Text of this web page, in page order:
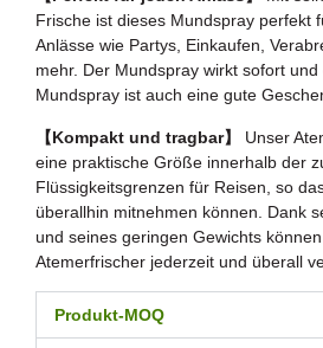
Frische ist dieses Mundspray perfekt
Anlässe wie Partys, Einkaufen,
mehr. Der Mundspray wirkt sofort und
Mundspray ist auch eine gute
【Kompakt und tragbar】
Unser
eine praktische Größe innerhalb der
Flüssigkeitsgrenzen für Reisen, so
überallhin mitnehmen können. Dank
und seines geringen Gewichts
Atemerfrischer jederzeit und überall
Produkt-MOQ